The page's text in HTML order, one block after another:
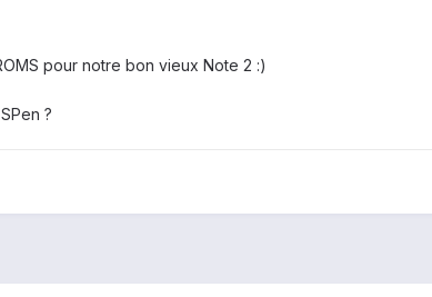
pour notre bon vieux Note 2 :)
?